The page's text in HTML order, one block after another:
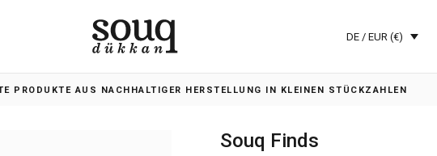
DE / EUR (€)
PRODUKTE AUS NACHHALTIGER HERSTELLUNG IN KLEINEN STÜCKZAHLEN
Souq Finds